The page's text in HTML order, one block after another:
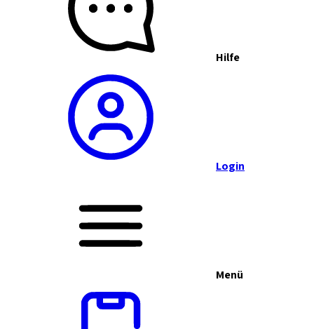
Hilfe
Login
Menü